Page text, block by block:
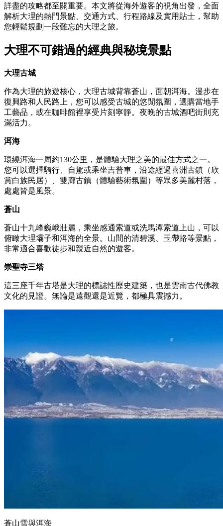
詳盡的攻略都至關重要。本文將從海外遊客的視角出發，全面
解析大理的熱門景點、交通方式、行程路線及實用貼士，幫助
您輕鬆規劃一段難忘的大理之旅。
大理不可錯過的經典與秘境景點
大理古城
作為大理的旅遊核心，大理古城背靠蒼山，面朝洱海。漫步在
復興路和人民路上，您可以感受古城的悠閒氛圍，選購當地手
工藝品，或在咖啡館裡享受片刻寧靜。夜晚的古城酒吧街則充
滿活力。
洱海
環繞洱海一周約130公里，是體驗大理之美的最佳方式之一。
您可以選擇騎行、自駕或乘坐吉普車，沿途經過喜洲古鎮（欣
賞白族民居）、雙廊古鎮（體驗藝術氛圍）等眾多美麗村落，
處處皆是風景。
蒼山
蒼山十九峰巍峨壯麗，乘坐感通索道或洗馬潭索道上山，可以
俯瞰大理壩子和洱海的全景。山間的清碧溪、玉帶路等景點，
非常適合喜歡徒步和親近自然的遊客。
崇聖寺三塔
這三座千年古塔是大理的標誌性歷史建築，也是雲南古代佛教
文化的見證。無論是遠觀還是近覽，都極具震撼力。
蒼山雪與洱海